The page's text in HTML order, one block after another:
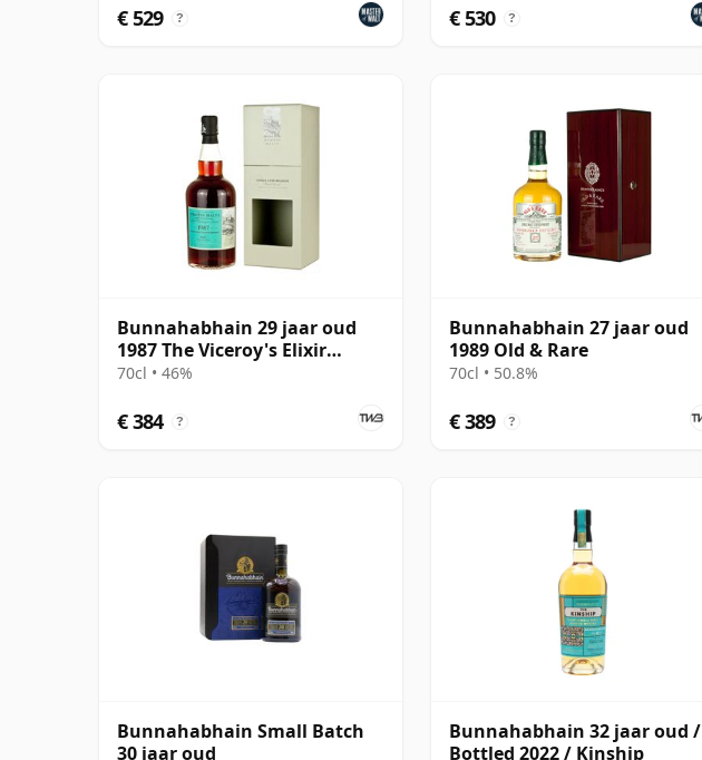
€ 529 ? € 530 ?
Bunnahabhain 29 jaar oud
1987 The Viceroy's Elixir
Wemyss
70cl • 46%
€ 384 ?
Bunnahabhain 27 jaar oud
1989 Old & Rare
70cl • 50.8%
€ 389 ?
Bunnahabhain Small Batch
30 jaar oud
Bunnahabhain 32 jaar oud /
Bottled 2022 / Kinship